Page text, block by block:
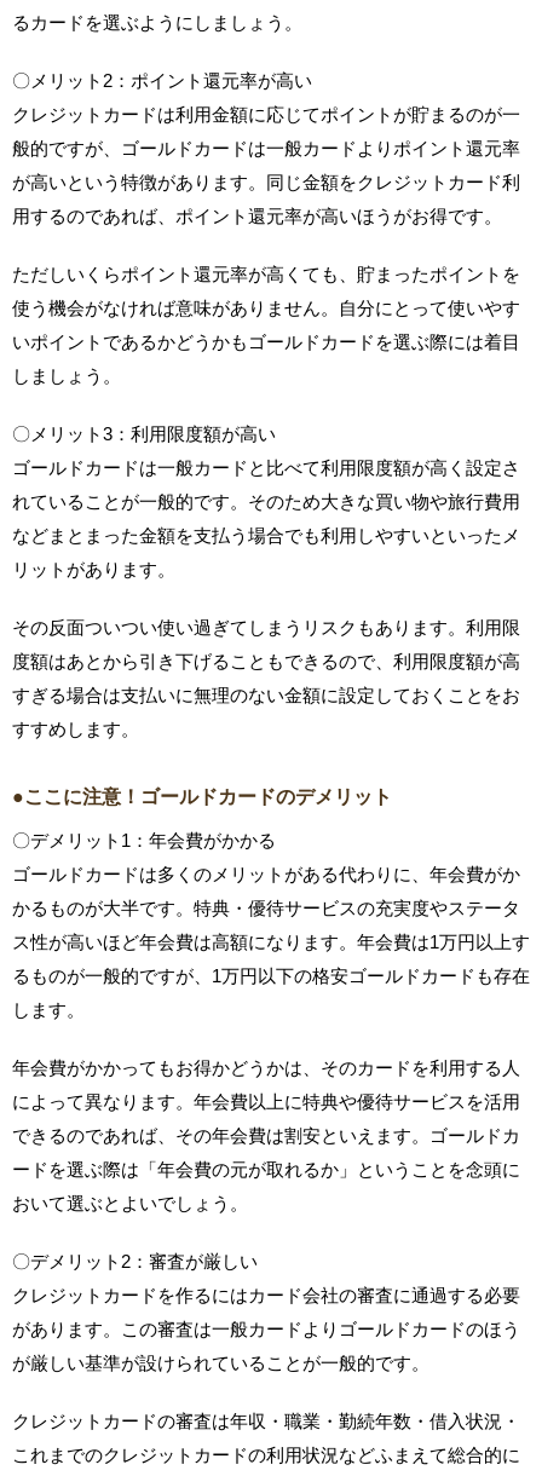
るカードを選ぶようにしましょう。
〇メリット2：ポイント還元率が高い
クレジットカードは利用金額に応じてポイントが貯まるのが一
般的ですが、ゴールドカードは一般カードよりポイント還元率
が高いという特徴があります。同じ金額をクレジットカード利
用するのであれば、ポイント還元率が高いほうがお得です。
ただしいくらポイント還元率が高くても、貯まったポイントを
使う機会がなければ意味がありません。自分にとって使いやす
いポイントであるかどうかもゴールドカードを選ぶ際には着目
しましょう。
〇メリット3：利用限度額が高い
ゴールドカードは一般カードと比べて利用限度額が高く設定さ
れていることが一般的です。そのため大きな買い物や旅行費用
などまとまった金額を支払う場合でも利用しやすいといったメ
リットがあります。
その反面ついつい使い過ぎてしまうリスクもあります。利用限
度額はあとから引き下げることもできるので、利用限度額が高
すぎる場合は支払いに無理のない金額に設定しておくことをお
すすめします。
●ここに注意！ゴールドカードのデメリット
〇デメリット1：年会費がかかる
ゴールドカードは多くのメリットがある代わりに、年会費がか
かるものが大半です。特典・優待サービスの充実度やステータ
ス性が高いほど年会費は高額になります。年会費は1万円以上す
るものが一般的ですが、1万円以下の格安ゴールドカードも存在
します。
年会費がかかってもお得かどうかは、そのカードを利用する人
によって異なります。年会費以上に特典や優待サービスを活用
できるのであれば、その年会費は割安といえます。ゴールドカ
ードを選ぶ際は「年会費の元が取れるか」ということを念頭に
おいて選ぶとよいでしょう。
〇デメリット2：審査が厳しい
クレジットカードを作るにはカード会社の審査に通過する必要
があります。この審査は一般カードよりゴールドカードのほう
が厳しい基準が設けられていることが一般的です。
クレジットカードの審査は年収・職業・勤続年数・借入状況・
これまでのクレジットカードの利用状況などふまえて総合的に